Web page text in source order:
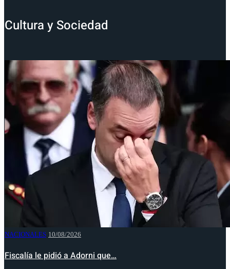
Cultura y Sociedad
NACIONALES 10/08/2026
Fiscalía le pidió a Adorni que…